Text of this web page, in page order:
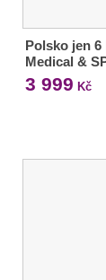
Polsko jen
Medical &
3 999 Kč